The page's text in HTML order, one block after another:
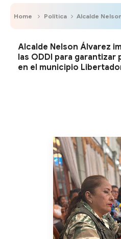
Home Política Alcalde Nelson Álvarez impulsa
Alcalde Nelson Álvarez
las ODDI para
en el municipio